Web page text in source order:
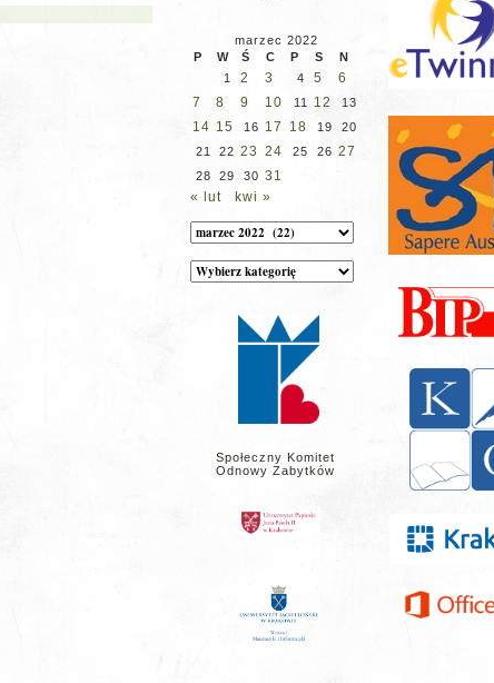
marzec 2022
P
W Ś C P S
N
1
2 3 4 5
6
7
8 9 10 11 12 13
14 15 16 17 18 19
20
21
22 23 24 25 26 27
28 29 30 31
« lut
kwi »
Archiwum
Kategorie
wpisów
Społeczny Komitet
Odnowy Zabytków